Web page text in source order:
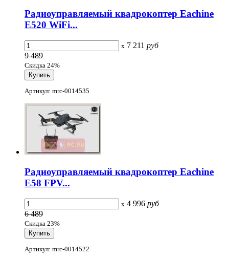
Радиоуправляемый квадрокоптер Eachine
E520 WiFi...
x 7 211 руб
9 489
Скидка 24%
Артикул: mrc-0014535
Радиоуправляемый квадрокоптер Eachine
E58 FPV...
x 4 996 руб
6 489
Скидка 23%
Артикул: mrc-0014522